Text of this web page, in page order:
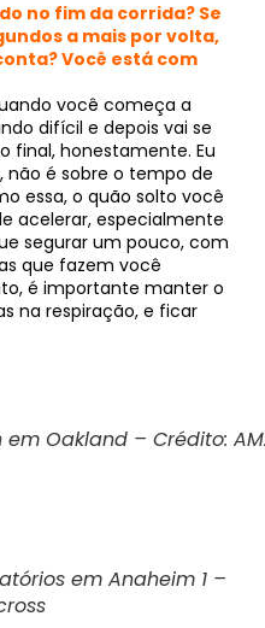
no fim da corrida? Se
a mais por volta,
Você está com
você começa a
difícil e depois vai se
final, honestamente. Eu
não é sobre o tempo de
essa, o quão solto você
acelerar, especialmente
segurar um pouco, com
que fazem você
é importante manter o
na respiração, e ficar
em Oakland – Crédito:
em Anaheim 1 –